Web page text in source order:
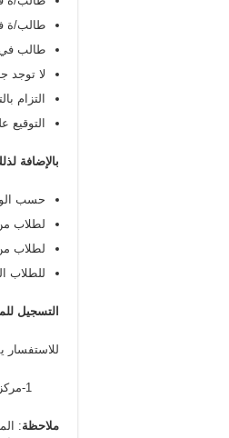
طالب/ة
طالب في
لا توجد جهة أخرى
التزام بالتطوع 140 ساعة في
بالإضافة
حسب
لطلاب
لطلاب من
للطلاب
التسجيل
للاستفسار
1-مركز المنحة في مجلس مسعدة المحلي،
ملاحظة: